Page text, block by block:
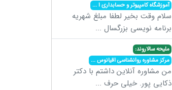
آموزشگاه کامپیوتر و حسابداری ا...
سلام وقت بخیر لطفا مبلغ شهریه
برنامه نویسی بزرگسال ...
ملیحه سالاروند:
مرکز مشاوره روانشناسی اقیانوس...
من مشاوره آنلاین داشتم با دکتر
ذکایی پور. خیلی حرف ...